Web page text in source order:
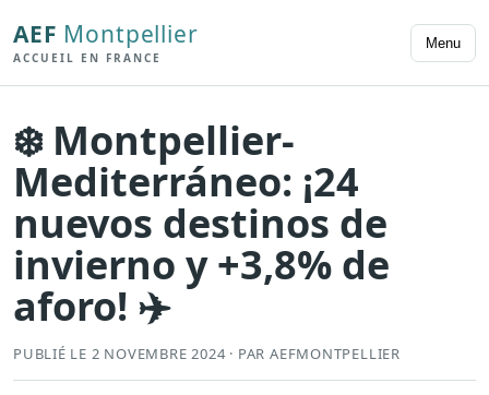
AEF Montpellier
ACCUEIL EN FRANCE
Menu
❄️ Montpellier-
Mediterráneo: ¡24
nuevos destinos de
invierno y +3,8% de
aforo! ✈️
PUBLIÉ LE 2 NOVEMBRE 2024 · PAR AEFMONTPELLIER